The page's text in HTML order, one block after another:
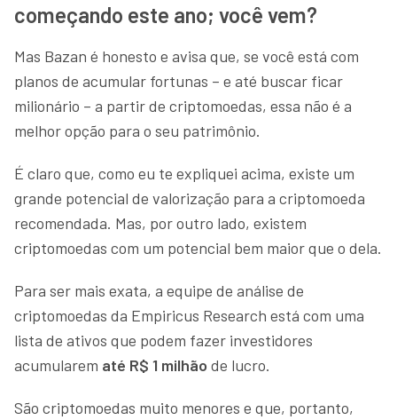
começando este ano; você vem?
Mas Bazan é honesto e avisa que, se você está com
planos de acumular fortunas – e até buscar ficar
milionário – a partir de criptomoedas, essa não é a
melhor opção para o seu patrimônio.
É claro que, como eu te expliquei acima, existe um
grande potencial de valorização para a criptomoeda
recomendada. Mas, por outro lado, existem
criptomoedas com um potencial bem maior que o dela.
Para ser mais exata, a equipe de análise de
criptomoedas da Empiricus Research está com uma
lista de ativos que podem fazer investidores
acumularem até R$ 1 milhão de lucro.
São criptomoedas muito menores e que, portanto,